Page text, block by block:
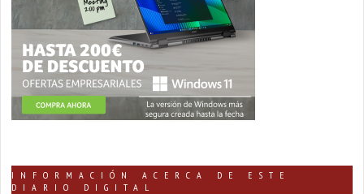
INFORMACIÓN ACERCA DE ESTE
DIARIO DIGITAL